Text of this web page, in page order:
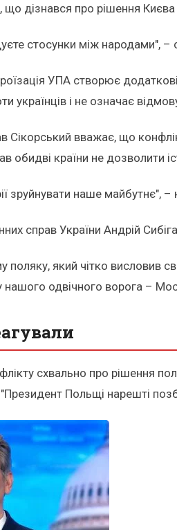
дізнався про рішення
стосунки між народами",
УПА створює
українців і не означає
вважає, що
обидві країни не дозволити
зруйнувати наше майбутнє", –
справ України Андрій
який чітко висловив
нашого одвічного ворога –
схвально про рішення
Польщі нарешті